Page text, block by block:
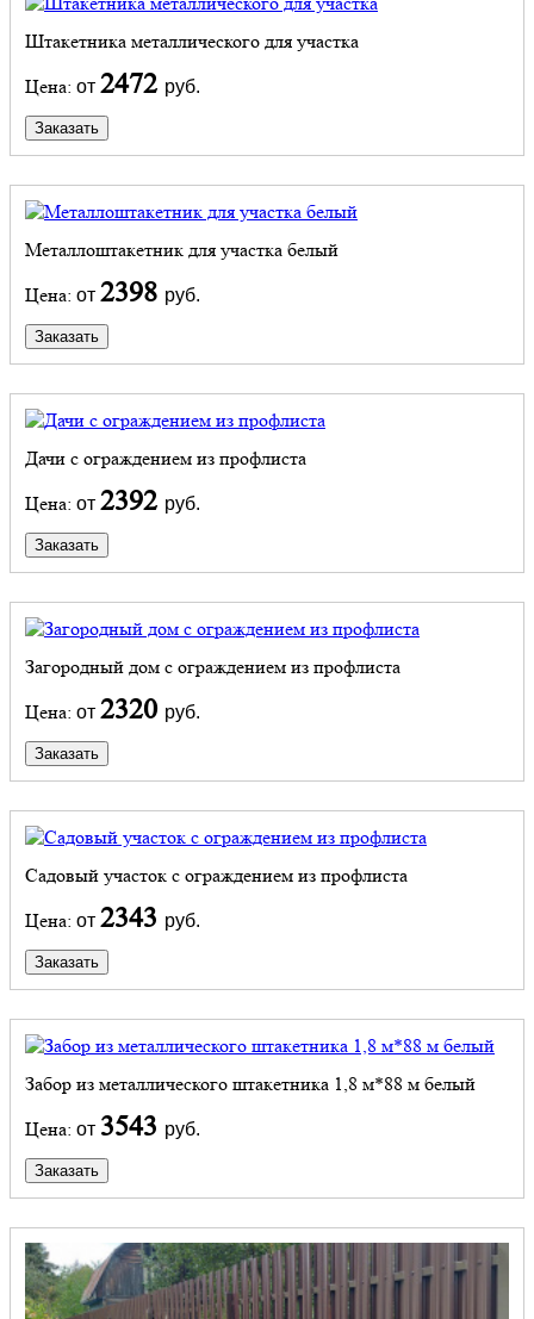
Штакетника металлического для участка
Цена: от 2472 руб.
Заказать
Металлоштакетник для участка белый
Цена: от 2398 руб.
Заказать
Дачи с ограждением из профлиста
Цена: от 2392 руб.
Заказать
Загородный дом с ограждением из профлиста
Цена: от 2320 руб.
Заказать
Садовый участок с ограждением из профлиста
Цена: от 2343 руб.
Заказать
Забор из металлического штакетника 1,8 м*88 м белый
Цена: от 3543 руб.
Заказать